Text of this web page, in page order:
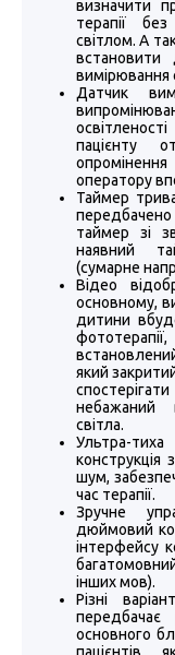
визначити
терапії
світлом. А
встановити
вимірювання
Датчик
пацієнту
оператору
Таймер
таймер зі
наявний
(сумарне
Відео
основному,
дитини
який
небажаний
світла.
Ультра-
конструкція
шум,
час терапії.
Зручне
дюймовий
інтерфейсу
інших мов).
Різні
передбачає
основного